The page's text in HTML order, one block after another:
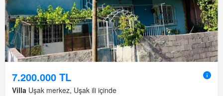
7.200.000 TL
Villa Uşak merkez, Uşak ili içinde